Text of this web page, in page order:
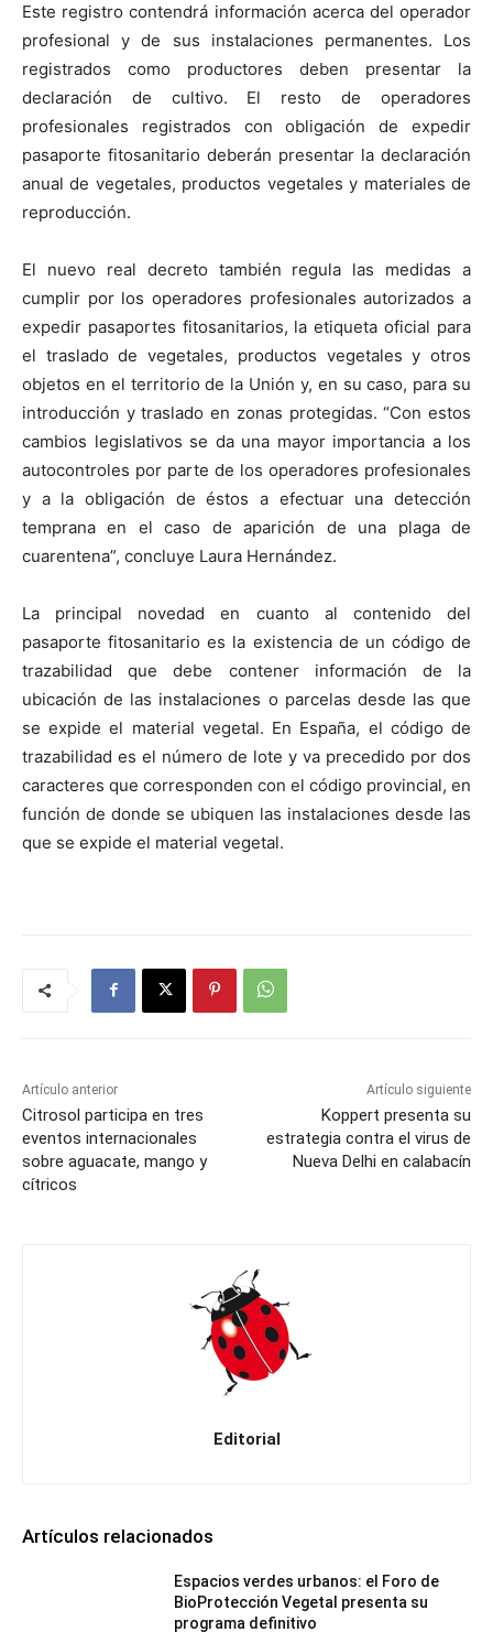
Este registro contendrá información acerca del operador
profesional y de sus instalaciones permanentes. Los
registrados como productores deben presentar la
declaración de cultivo. El resto de operadores
profesionales registrados con obligación de expedir
pasaporte fitosanitario deberán presentar la declaración
anual de vegetales, productos vegetales y materiales de
reproducción.
El nuevo real decreto también regula las medidas a
cumplir por los operadores profesionales autorizados a
expedir pasaportes fitosanitarios, la etiqueta oficial para
el traslado de vegetales, productos vegetales y otros
objetos en el territorio de la Unión y, en su caso, para su
introducción y traslado en zonas protegidas. “Con estos
cambios legislativos se da una mayor importancia a los
autocontroles por parte de los operadores profesionales
y a la obligación de éstos a efectuar una detección
temprana en el caso de aparición de una plaga de
cuarentena”, concluye Laura Hernández.
La principal novedad en cuanto al contenido del
pasaporte fitosanitario es la existencia de un código de
trazabilidad que debe contener información de la
ubicación de las instalaciones o parcelas desde las que
se expide el material vegetal. En España, el código de
trazabilidad es el número de lote y va precedido por dos
caracteres que corresponden con el código provincial, en
función de donde se ubiquen las instalaciones desde las
que se expide el material vegetal.
Artículo anterior
Citrosol participa en tres
eventos internacionales
sobre aguacate, mango y
cítricos
Artículo siguiente
Koppert presenta su
estrategia contra el virus de
Nueva Delhi en calabacín
Editorial
Artículos relacionados
Espacios verdes urbanos: el Foro de
BioProtección Vegetal presenta su
programa definitivo